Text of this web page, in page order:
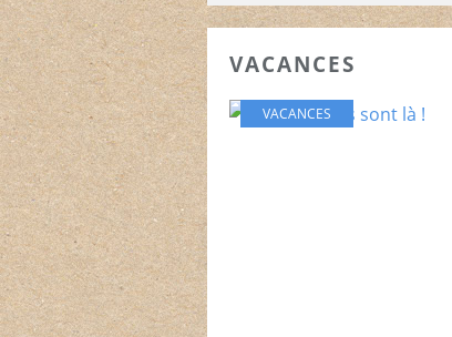
VACANCES
VACANCES